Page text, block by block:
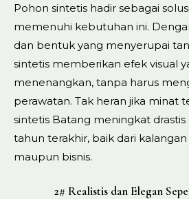
Pohon sintetis hadir sebagai
memenuhi kebutuhan ini.
dan bentuk yang menyerupai
sintetis memberikan efek visual
menenangkan, tanpa harus
perawatan. Tak heran jika minat
sintetis Batang meningkat
tahun terakhir, baik dari
maupun bisnis.
2# Realistis dan Elegan